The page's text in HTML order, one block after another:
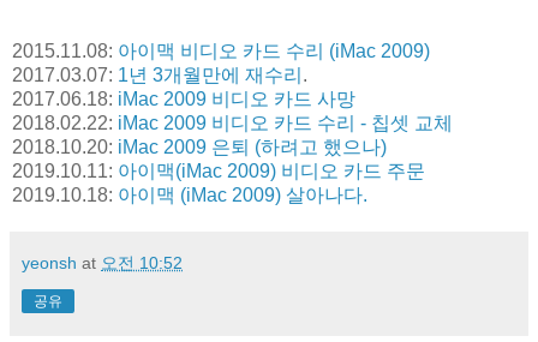
2015.11.08: 아이맥 비디오 카드 수리 (iMac 2009)
2017.03.07: 1년 3개월만에 재수리 .
2017.06.18: iMac 2009 비디오 카드 사망
2018.02.22: iMac 2009 비디오 카드 수리 - 칩셋 교체
2018.10.20: iMac 2009 은퇴 (하려고 했으나)
2019.10.11: 아이맥(iMac 2009) 비디오 카드 주문
2019.10.18: 아이맥 (iMac 2009) 살아나다.
yeonsh at 오전 10:52
공유